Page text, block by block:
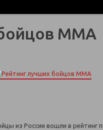
ММА
из России вошли в рейтинг